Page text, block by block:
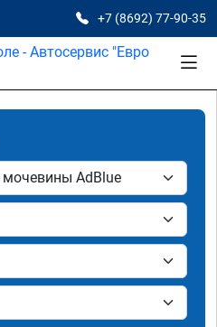
+7 (8692) 77-90-35